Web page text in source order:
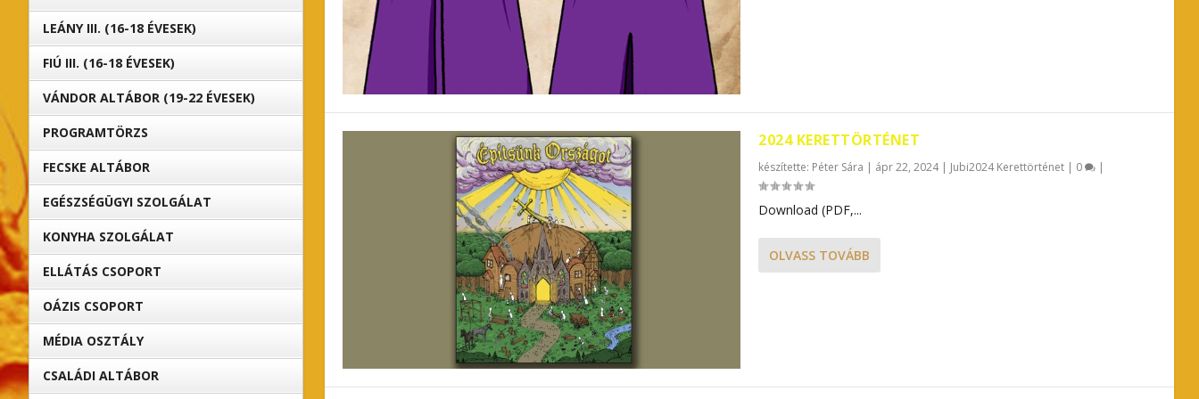
2024 KERETTÖRTÉNET
készítette: Péter Sára | ápr 22, 2024| Jubi2024 Kerettörténet | 0 |
Download (PDF,...
OLVASS TOVÁBB
LEÁNY III. (16-18 ÉVESEK)
FIÚ III. (16-18 ÉVESEK)
VÁNDOR ALTÁBOR (19-22 ÉVESEK)
PROGRAMTÖRZS
FECSKE ALTÁBOR
EGÉSZSÉGÜGYI SZOLGÁLAT
KONYHA SZOLGÁLAT
ELLÁTÁS CSOPORT
OÁZIS CSOPORT
MÉDIA OSZTÁLY
CSALÁDI ALTÁBOR